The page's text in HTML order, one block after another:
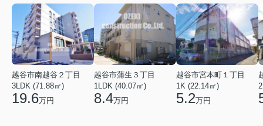
越谷市南越谷２丁目
3LDK (71.88㎡)
19.6万円
越谷市蒲生３丁目
1LDK (40.07㎡)
8.4万円
越谷市宮本町１丁目
1K (22.14㎡)
5.2万円